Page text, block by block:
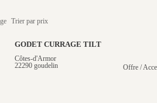
Trier par prix
GODET CURRAGE TILT
Côtes-d'Armor
22290 goudelin
Offre /